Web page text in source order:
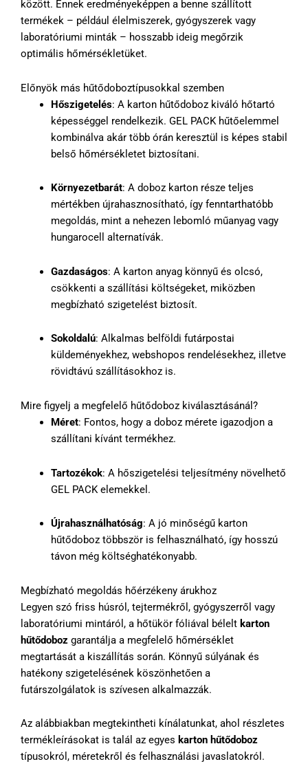
között. Ennek eredményeképpen a benne szállított
termékek – például élelmiszerek, gyógyszerek vagy
laboratóriumi minták – hosszabb ideig megőrzik
optimális hőmérsékletüket.
Előnyök más hűtődoboztípusokkal szemben
Hőszigetelés: A karton hűtődoboz kiváló hőtartó
képességgel rendelkezik. GEL PACK hűtőelemmel
kombinálva akár több órán keresztül is képes stabil
belső hőmérsékletet biztosítani.
Környezetbarát: A doboz karton része teljes
mértékben újrahasznosítható, így fenntarthatóbb
megoldás, mint a nehezen lebomló műanyag vagy
hungarocell alternatívák.
Gazdaságos: A karton anyag könnyű és olcsó,
csökkenti a szállítási költségeket, miközben
megbízható szigetelést biztosít.
Sokoldalú: Alkalmas belföldi futárpostai
küldeményekhez, webshopos rendelésekhez, illetve
rövidtávú szállításokhoz is.
Mire figyelj a megfelelő hűtődoboz kiválasztásánál?
Méret: Fontos, hogy a doboz mérete igazodjon a
szállítani kívánt termékhez.
Tartozékok: A hőszigetelési teljesítmény növelhető
GEL PACK elemekkel.
Újrahasználhatóság: A jó minőségű karton
hűtődoboz többször is felhasználható, így hosszú
távon még költséghatékonyabb.
Megbízható megoldás hőérzékeny árukhoz
Legyen szó friss húsról, tejtermékről, gyógyszerről vagy
laboratóriumi mintáról, a hőtükör fóliával bélelt karton
hűtődoboz garantálja a megfelelő hőmérséklet
megtartását a kiszállítás során. Könnyű súlyának és
hatékony szigetelésének köszönhetően a
futárszolgálatok is szívesen alkalmazzák.
Az alábbiakban megtekintheti kínálatunkat, ahol részletes
termékleírásokat is talál az egyes karton hűtődoboz
típusokról, méretekről és felhasználási javaslatokról.